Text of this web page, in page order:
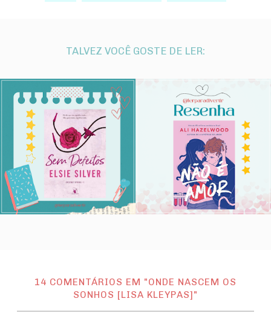
TALVEZ VOCÊ GOSTE DE LER:
14 COMENTÁRIOS EM "ONDE NASCEM OS
SONHOS [LISA KLEYPAS]"